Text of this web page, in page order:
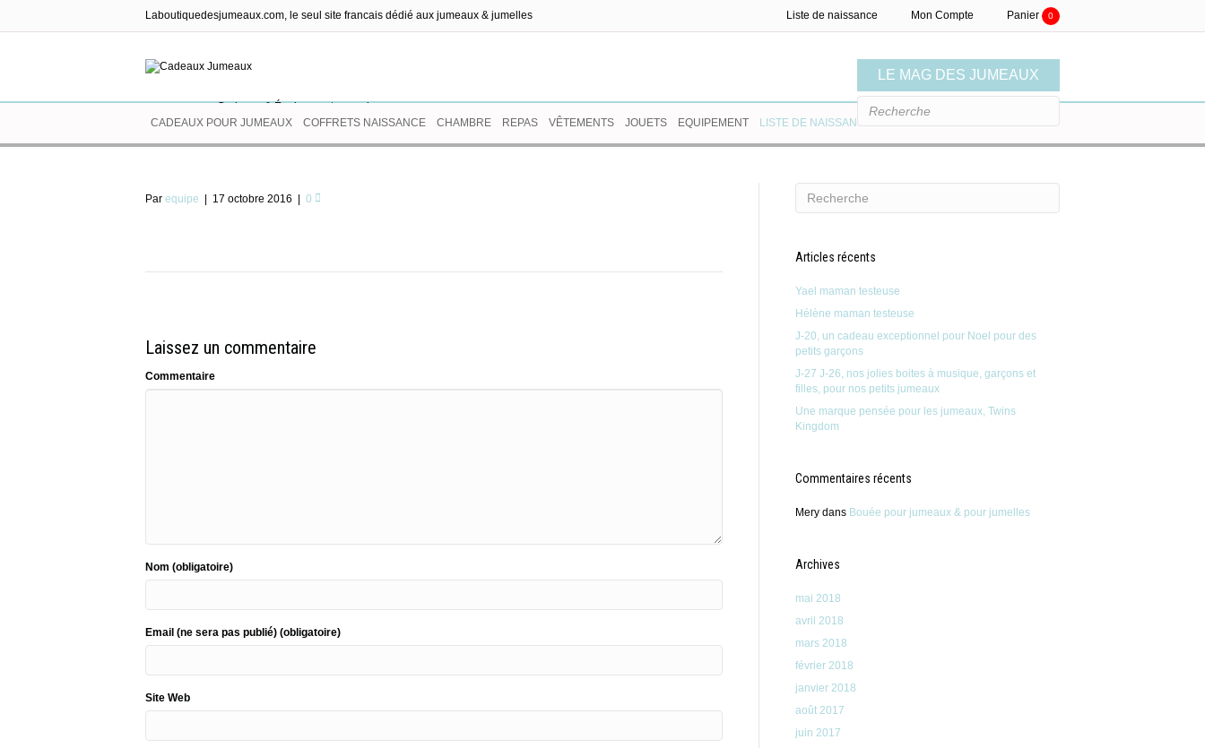
Laboutiquedesjumeaux.com, le seul site francais dédié aux jumeaux & jumelles Liste de naissance Mon Compte Panier 0
Cadeaux & Équipements pour jumeaux
LE MAG DES JUMEAUX
CADEAUX POUR JUMEAUX COFFRETS NAISSANCE CHAMBRE REPAS VÊTEMENTS JOUETS EQUIPEMENT LISTE DE NAISSANCE
Par equipe 17 octobre 2016 0
Laissez un commentaire
Commentaire
Nom (obligatoire)
Email (ne sera pas publié) (obligatoire)
Site Web
Articles récents
Yael maman testeuse
Hélène maman testeuse
J-20, un cadeau exceptionnel pour Noel pour des
petits garçons
J-27 J-26, nos jolies boites à musique, garçons et
filles, pour nos petits jumeaux
Une marque pensée pour les jumeaux, Twins
Kingdom
Commentaires récents
Mery dans Bouée pour jumeaux & pour jumelles
Archives
mai 2018
avril 2018
mars 2018
février 2018
janvier 2018
août 2017
juin 2017